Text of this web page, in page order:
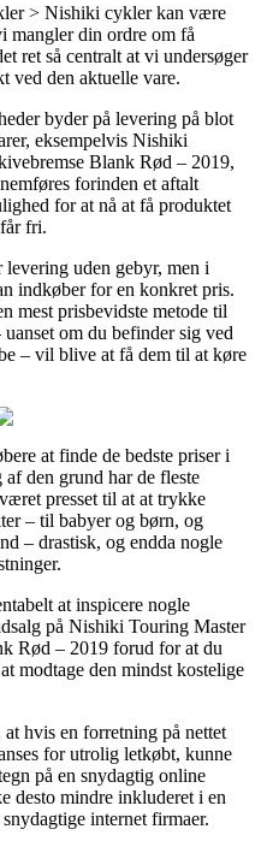
> Nishiki cykler kan være
mangler din ordre om få
ret så centralt at vi undersøger
ved den aktuelle vare.
byder på levering på blot
eksempelvis Nishiki
Blank Rød – 2019,
forinden et aftalt
for at nå at få produktet
fri.
uden gebyr, men i
indkøber for en konkret pris.
mest prisbevidste metode til
om du befinder sig ved
– vil blive at få dem til at køre
at finde de bedste priser i
den grund har de fleste
presset til at at trykke
– til babyer og børn, og
– drastisk, og endda nogle
at inspicere nogle
på Nishiki Touring Master
Rød – 2019 forud for at du
modtage den mindst kostelige
hvis en forretning på nettet
for utrolig letkøbt, kunne
på en snydagtig online
desto mindre inkluderet i en
internet firmaer.